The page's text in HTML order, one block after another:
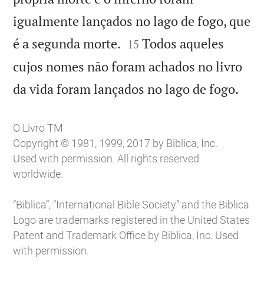
igualmente lançados no lago de fogo, que
é a segunda morte. 

15 Todos aqueles
cujos nomes não foram achados no livro
da vida foram lançados no lago de fogo.
O Livro TM
Copyright © 1981, 1999, 2017 by Biblica, Inc.
Used with permission. All rights reserved
worldwide.
“Biblica”, “International Bible Society” and the Biblica
Logo are trademarks registered in the United States
Patent and Trademark Office by Biblica, Inc. Used
with permission.